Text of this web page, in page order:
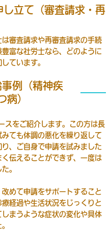
立て（審査請求・再
審査請求や再審査請求の手続
富な社労士なら、どのように
ています。
例（精神疾
病）
スをご紹介します。この方は長
ても体調の悪化を繰り返して
、ご自身で申請を試みました
伝えることができず、一度は
。
めて申請をサポートすること
経過や生活状況をじっくりと
まうような症状の変化や具体